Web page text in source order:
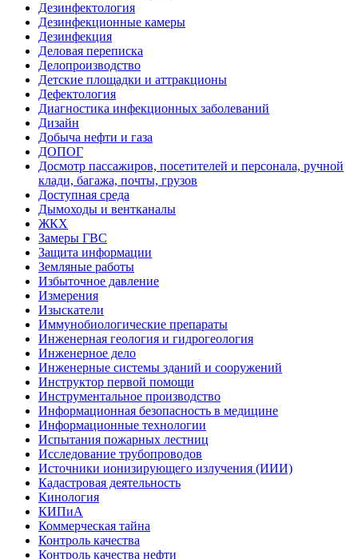
Дезинфектология
Дезинфекционные камеры
Дезинфекция
Деловая переписка
Делопроизводство
Детские площадки и аттракционы
Дефектология
Диагностика инфекционных заболеваний
Дизайн
Добыча нефти и газа
ДОПОГ
Досмотр пассажиров, посетителей и персонала, ручной
клади, багажа, почты, грузов
Доступная среда
Дымоходы и вентканалы
ЖКХ
Замеры ГВС
Защита информации
Земляные работы
Избыточное давление
Измерения
Изыскатели
Иммунобиологические препараты
Инженерная геология и гидрогеология
Инженерное дело
Инженерные системы зданий и сооружений
Инструктор первой помощи
Инструментальное производство
Информационная безопасность в медицине
Информационные технологии
Испытания пожарных лестниц
Исследование трубопроводов
Источники ионизирующего излучения (ИИИ)
Кадастровая деятельность
Кинология
КИПиА
Коммерческая тайна
Контроль качества
Контроль качества нефти